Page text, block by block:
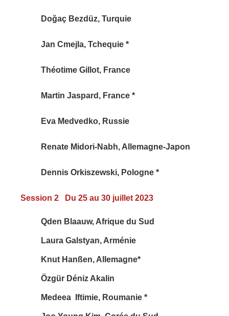
Doğaç Bezdüz, Turquie
Jan Cmejla, Tchequie *
Théotime Gillot, France
Martin Jaspard, France *
Eva Medvedko, Russie
Renate Midori-Nabh, Allemagne-Japon
Dennis Orkiszewski, Pologne *
Session 2 Du 25 au 30 juillet 2023
Qden Blaauw, Afrique du Sud
Laura Galstyan, Arménie
Knut Hanßen, Allemagne*
Özgür Déniz Akalin
Medeea Iftimie, Roumanie *